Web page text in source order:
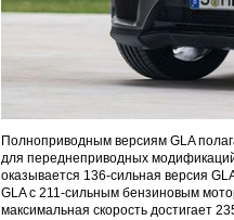
Полноприводным версиям GLA
для переднеприводных
оказывается 136-сильная версия
GLA с 211-сильным бензиновым
максимальная скорость достигает